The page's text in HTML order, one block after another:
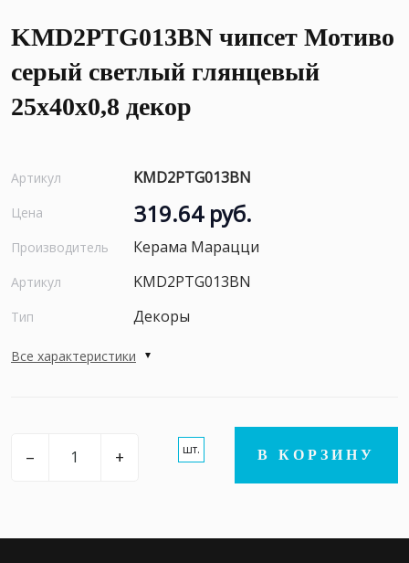
KMD2PTG013BN чипсет Мотиво
серый светлый глянцевый
25x40x0,8 декор
Артикул KMD2PTG013BN
Цена 319.64 руб.
Производитель Керама Марацци
Артикул KMD2PTG013BN
Тип Декоры
Все характеристики
– + шт. В КОРЗИНУ